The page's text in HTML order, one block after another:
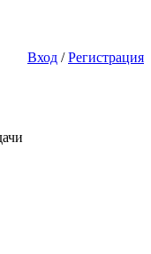
Вход /Регистрация